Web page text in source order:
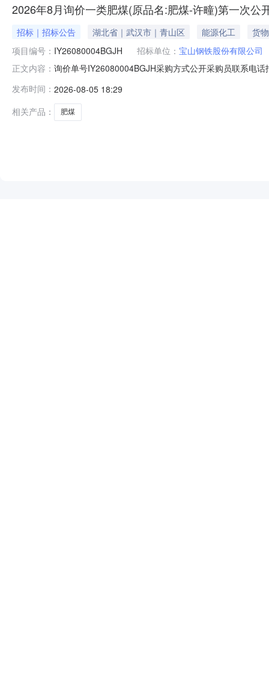
2026年8月询价一类肥煤(原品名:肥煤-许疃)第一次
招标｜招标公告 湖北省｜武汉市｜青山区 能源化工
货物
项目编号： IY26080004BGJH 招标单位： 宝山钢铁股份有限公司
正文内容： 询价单号IY26080004BGJH采购方式公开采购员联系电
二、保证金额度：2000000.0元三、商务条款：定价说
发布时间： 2026-08-05 18:29
相关产品：
肥煤